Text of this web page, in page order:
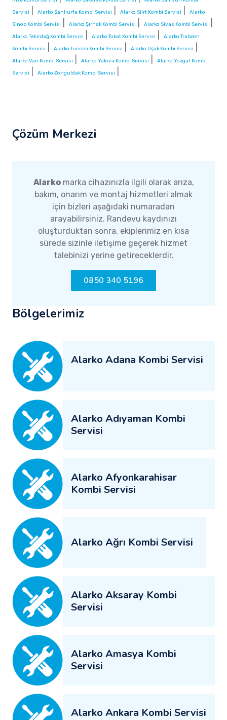
Servisi
Alarko Şanlıurfa Kombi Servisi Alarko Siirt Kombi Servisi
Alarko
Sinop Kombi Servisi
Alarko Şırnak Kombi Servisi Alarko Sivas Kombi Servisi
Alarko Tekirdağ Kombi Servisi Alarko Tokat Kombi Servisi
Alarko Trabzon
Kombi Servisi
Alarko Tunceli Kombi Servisi Alarko Uşak Kombi Servisi
Alarko Van Kombi Servisi Alarko Yalova Kombi Servisi
Alarko Yozgat Kombi
Servisi
Alarko Zonguldak Kombi Servisi
Çözüm Merkezi
Alarkomarka cihazınızla ilgili olarak arıza,
bakım, onarım ve montaj hizmetleri almak
için bizleri aşağıdaki numaradan
arayabilirsiniz. Randevu kaydınızı
oluşturduktan sonra, ekiplerimiz en kısa
sürede sizinle iletişime geçerek hizmet
talebinizi yerine getireceklerdir.
0850 340 5196
Bölgelerimiz
Alarko Adana Kombi Servisi
Alarko Adıyaman Kombi
Servisi
Alarko Afyonkarahisar
Kombi Servisi
Alarko Ağrı Kombi Servisi
Alarko Aksaray Kombi
Servisi
Alarko Amasya Kombi
Servisi
Alarko Ankara Kombi Servisi